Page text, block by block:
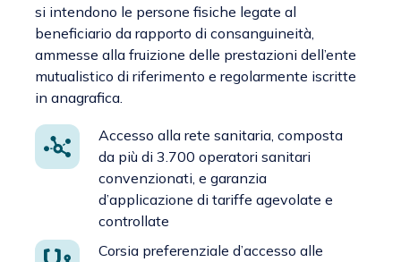
si intendono le persone fisiche legate al
beneficiario da rapporto di consanguineità,
ammesse alla fruizione delle prestazioni dell’ente
mutualistico di riferimento e regolarmente iscritte
in anagrafica.
Accesso alla rete sanitaria, composta
da più di 3.700 operatori sanitari
convenzionati, e garanzia
d’applicazione di tariffe agevolate e
controllate
Corsia preferenziale d’accesso alle